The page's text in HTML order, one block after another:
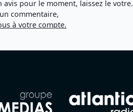
avis pour le moment, laissez le votre.
commentaire,
à votre compte.